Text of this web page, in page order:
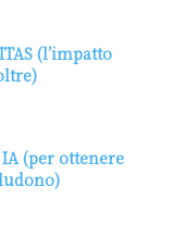
(l’impatto
(per ottenere